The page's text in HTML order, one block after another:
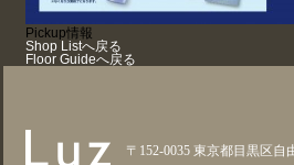
Pickup情報
Shop Listへ戻る
Floor Guideへ戻る
〒152-0035 東京都目黒区自